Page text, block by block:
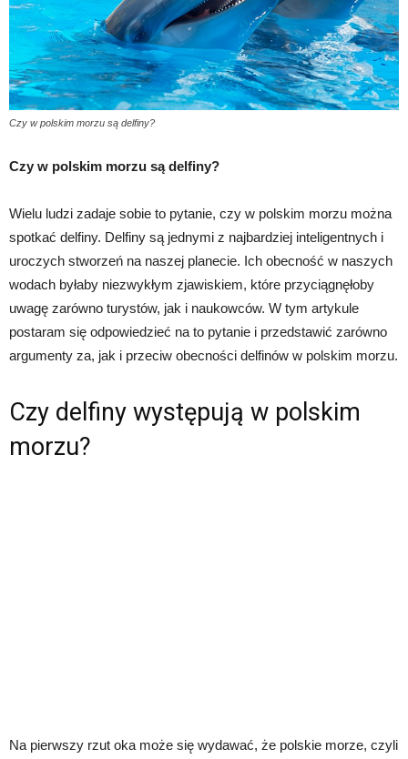
Czy w polskim morzu są delfiny?
Czy w polskim morzu są delfiny?
Wielu ludzi zadaje sobie to pytanie, czy w polskim morzu można
spotkać delfiny. Delfiny są jednymi z najbardziej inteligentnych i
uroczych stworzeń na naszej planecie. Ich obecność w naszych
wodach byłaby niezwykłym zjawiskiem, które przyciągnęłoby
uwagę zarówno turystów, jak i naukowców. W tym artykule
postaram się odpowiedzieć na to pytanie i przedstawić zarówno
argumenty za, jak i przeciw obecności delfinów w polskim morzu.
Czy delfiny występują w polskim
morzu?
Na pierwszy rzut oka może się wydawać, że polskie morze, czyli